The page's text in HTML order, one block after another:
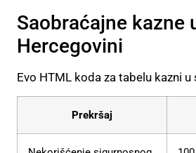
Saobraćajne kazne
Hercegovini
Evo HTML koda za tabelu kazni u
Prekršaj